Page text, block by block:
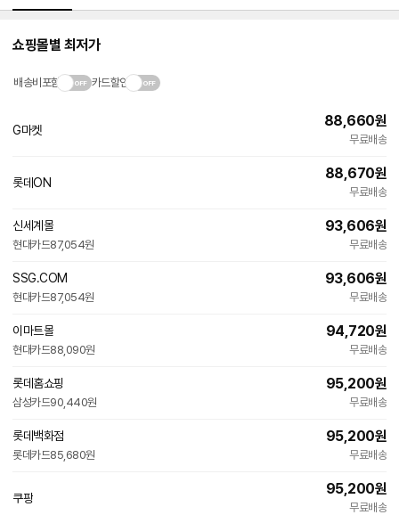
쇼핑몰별 최저가
배송비포함 카드할인
G마켓
88,660원
무료배송
롯데ON
88,670원
무료배송
신세계몰
현대카드87,054원
93,606원
무료배송
SSG.COM
현대카드87,054원
93,606원
무료배송
이마트몰
현대카드88,090원
94,720원
무료배송
롯데홈쇼핑
삼성카드90,440원
95,200원
무료배송
롯데백화점
롯데카드85,680원
95,200원
무료배송
쿠팡
95,200원
무료배송